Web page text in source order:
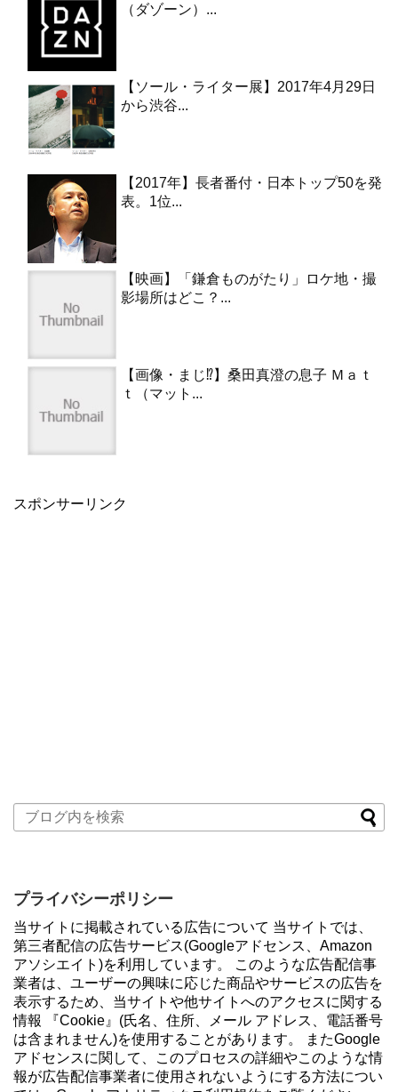
（ダゾーン）...
【ソール・ライター展】2017年4月29日
から渋谷...
【2017年】長者番付・日本トップ50を発
表。1位...
【映画】「鎌倉ものがたり」ロケ地・撮
影場所はどこ？...
【画像・まじ⁉︎】桑田真澄の息子 Ｍａｔ
ｔ（マット...
スポンサーリンク
プライバシーポリシー
当サイトに掲載されている広告について 当サイトでは、
第三者配信の広告サービス(Googleアドセンス、Amazon
アソシエイト)を利用しています。 このような広告配信事
業者は、ユーザーの興味に応じた商品やサービスの広告を
表示するため、当サイトや他サイトへのアクセスに関する
情報 『Cookie』(氏名、住所、メール アドレス、電話番号
は含まれません)を使用することがあります。 またGoogle
アドセンスに関して、このプロセスの詳細やこのような情
報が広告配信事業者に使用されないようにする方法につい